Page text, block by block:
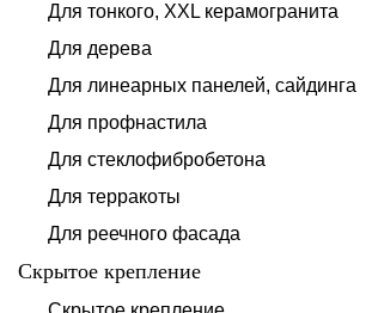
Для тонкого, XXL керамогранита
Для дерева
Для линеарных панелей, сайдинга
Для профнастила
Для стеклофибробетона
Для терракоты
Для реечного фасада
Скрытое крепление